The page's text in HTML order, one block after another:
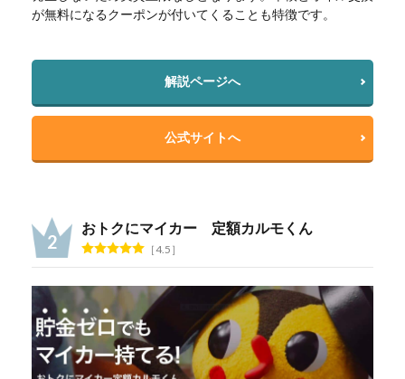
が無料になるクーポンが付いてくることも特徴です。
解説ページへ
公式サイトへ
おトクにマイカー 定額カルモくん
4.5